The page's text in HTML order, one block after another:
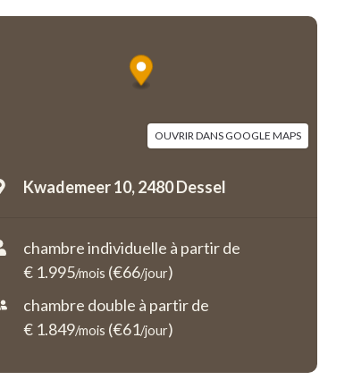
OUVRIR DANS GOOGLE MAPS
Kwademeer 10,2480 Dessel
chambre individuelle à partir de
€ 1.995/mois (€66/jour)
chambre double à partir de
€ 1.849/mois (€61/jour)